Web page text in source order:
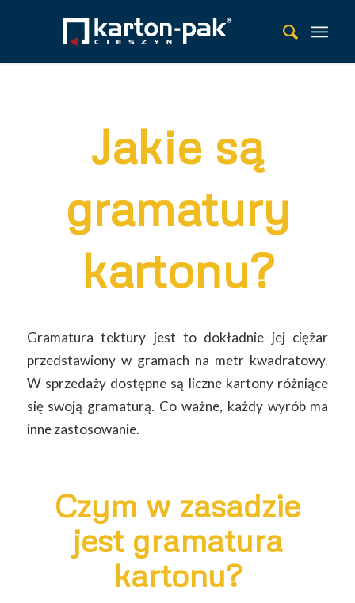
Jakie są
gramatury
kartonu?
Gramatura tektury jest to dokładnie jej ciężar
przedstawiony w gramach na metr kwadratowy.
W sprzedaży dostępne są liczne kartony różniące
się swoją gramaturą. Co ważne, każdy wyrób ma
inne zastosowanie.
Czym w zasadzie
jest gramatura
kartonu?